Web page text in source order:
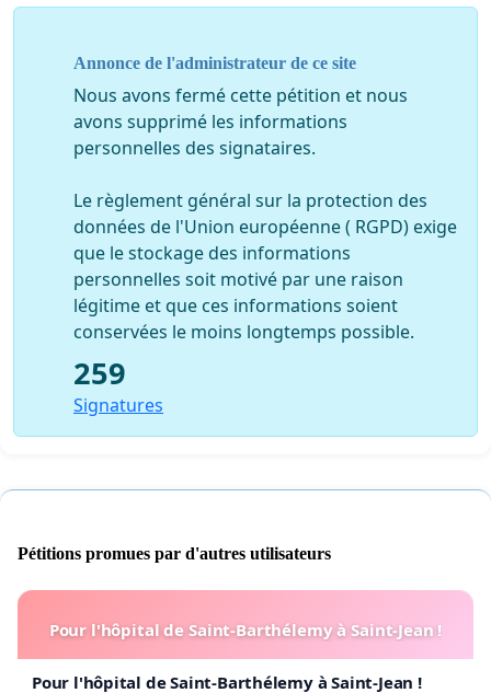
Annonce de l'administrateur de ce site
Nous avons fermé cette pétition et nous
avons supprimé les informations
personnelles des signataires.
Le règlement général sur la protection des
données de l'Union européenne ( RGPD) exige
que le stockage des informations
personnelles soit motivé par une raison
légitime et que ces informations soient
conservées le moins longtemps possible.
259
Signatures
Pétitions promues par d'autres utilisateurs
Pour l'hôpital de Saint-Barthélemy à Saint-Jean !
Pour l'hôpital de Saint-Barthélemy à Saint-Jean !